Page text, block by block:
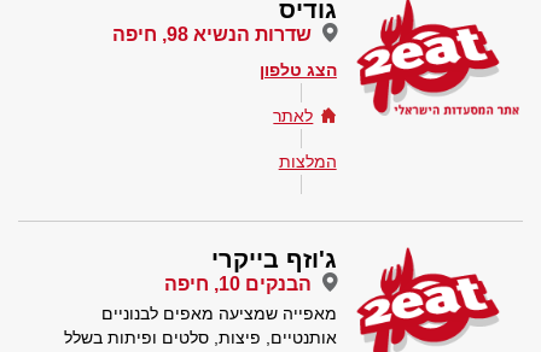
גודיס
שדרות הנשיא 98, חיפה
הצג טלפון
לאתר
המלצות
ג'וזף בייקרי
הבנקים 10, חיפה
מאפייה שמציעה מאפים לבנוניים
אותנטיים, פיצות, סלטים ופיתות בשלל